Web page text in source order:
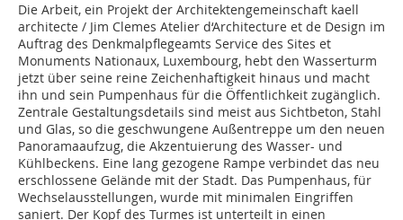
Die Arbeit, ein Projekt der Architektengemeinschaft kaell
architecte / Jim Clemes Atelier d‘Architecture et de Design im
Auftrag des Denkmalpflegeamts Service des Sites et
Monuments Nationaux, Luxembourg, hebt den Wasserturm
jetzt über seine reine Zeichenhaftigkeit hinaus und macht
ihn und sein Pumpenhaus für die Öffentlichkeit zugänglich.
Zentrale Gestaltungsdetails sind meist aus Sichtbeton, Stahl
und Glas, so die geschwungene Außentreppe um den neuen
Panoramaaufzug, die Akzentuierung des Wasser- und
Kühlbeckens. Eine lang gezogene Rampe verbindet das neu
erschlossene Gelände mit der Stadt. Das Pumpenhaus, für
Wechselausstellungen, wurde mit minimalen Eingriffen
saniert. Der Kopf des Turmes ist unterteilt in einen